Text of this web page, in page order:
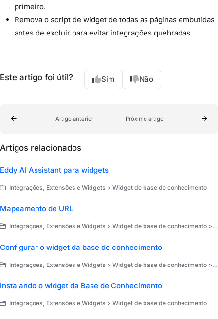
primeiro.
Remova o script de widget de todas as páginas embutidas
antes de excluir para evitar integrações quebradas.
Este artigo foi útil? Sim Não
Artigo anterior Próximo artigo
Artigos relacionados
Eddy AI Assistant para widgets
Integrações, Extensões e Widgets > Widget de base de conhecimento
Mapeamento de URL
Integrações, Extensões e Widgets > Widget de base de conhecimento > Configurar o widget da base de conhecimento
Configurar o widget da base de conhecimento
Integrações, Extensões e Widgets > Widget de base de conhecimento > Configurar o widget da base de conhecimento
Instalando o widget da Base de Conhecimento
Integrações, Extensões e Widgets > Widget de base de conhecimento